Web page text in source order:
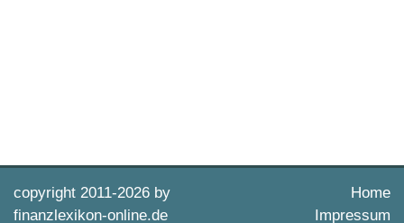
copyright 2011-2026 by
finanzlexikon-online.de
Home
Impressum